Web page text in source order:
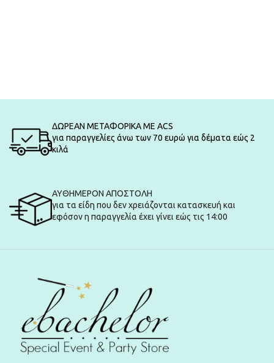
ΔΩΡΕΑΝ ΜΕΤΑΦΟΡΙΚΑ ΜΕ ACS
για παραγγελίες άνω των 70 ευρώ για δέματα εώς 2
κιλά
ΑΥΘΗΜΕΡΟΝ ΑΠΟΣΤΟΛΗ
για τα είδη που δεν χρειάζονται κατασκευή και
εφόσον η παραγγελία έχει γίνει εώς τις 14:00